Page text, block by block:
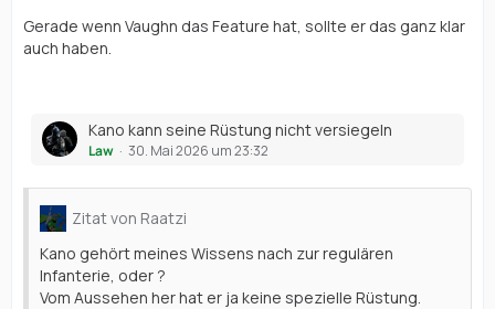
Gerade wenn Vaughn das Feature hat, sollte er das ganz klar
auch haben.
Kano kann seine Rüstung nicht versiegeln
Law 30. Mai 2026 um 23:32
Zitat von Raatzi
Kano gehört meines Wissens nach zur regulären
Infanterie, oder ?
Vom Aussehen her hat er ja keine spezielle Rüstung.